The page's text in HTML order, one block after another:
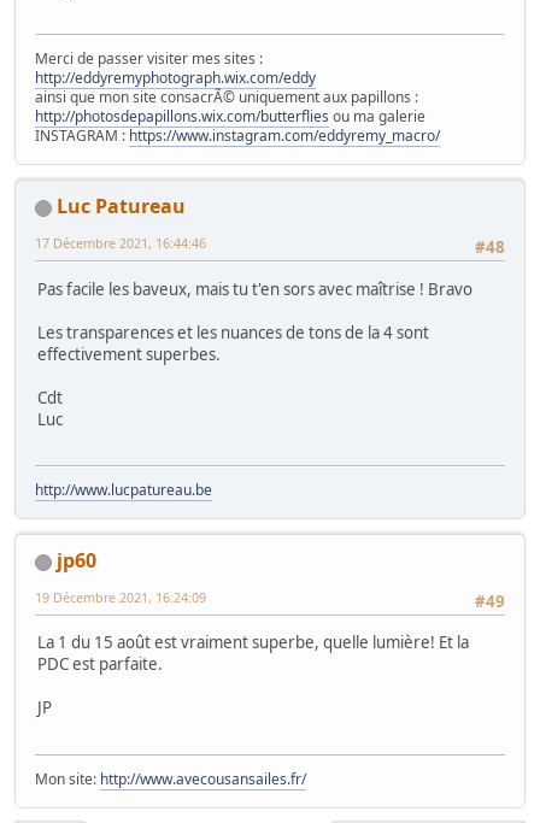
Merci de passer visiter mes sites :
http://eddyremyphotograph.wix.com/eddy
ainsi que mon site consacrÃ© uniquement aux papillons :
http://photosdepapillons.wix.com/butterflies ou ma galerie
INSTAGRAM : https://www.instagram.com/eddyremy_macro/
Luc Patureau
#48
17 Décembre 2021, 16:44:46
Pas facile les baveux, mais tu t'en sors avec maîtrise ! Bravo
Les transparences et les nuances de tons de la 4 sont
effectivement superbes.
Cdt
Luc
http://www.lucpatureau.be
jp60
#49
19 Décembre 2021, 16:24:09
La 1 du 15 août est vraiment superbe, quelle lumière! Et la
PDC est parfaite.
JP
Mon site: http://www.avecousansailes.fr/